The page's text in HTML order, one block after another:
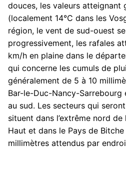
douces, les valeurs atteignant
(localement 14°C dans les
région, le vent de sud-ouest
progressivement, les rafales
km/h en plaine dans le
qui concerne les cumuls de
généralement de 5 à 10
Bar-le-Duc-Nancy-Sarrebourg
au sud. Les secteurs qui
situent dans l’extrême nord
Haut et dans le Pays de Bitche
millimètres attendus par